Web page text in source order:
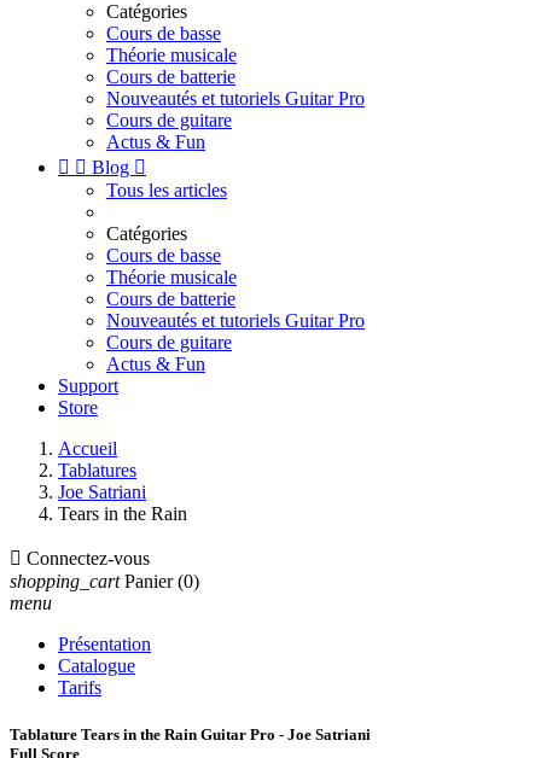
Catégories
Cours de basse
Théorie musicale
Cours de batterie
Nouveautés et tutoriels Guitar Pro
Cours de guitare
Actus & Fun
  Blog 
Tous les articles
Catégories
Cours de basse
Théorie musicale
Cours de batterie
Nouveautés et tutoriels Guitar Pro
Cours de guitare
Actus & Fun
Support
Store
Accueil
Tablatures
Joe Satriani
Tears in the Rain
 Connectez-vous
shopping_cart Panier (0)
menu
Présentation
Catalogue
Tarifs
Tablature Tears in the Rain Guitar Pro - Joe Satriani
Full Score